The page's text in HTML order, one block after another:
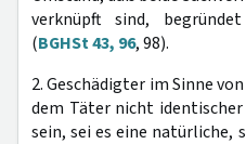
verknüpft sind,
(BGHSt 43, 96, 98).
2. Geschädigter im Sinne
dem Täter nicht
sein, sei es eine natürliche,